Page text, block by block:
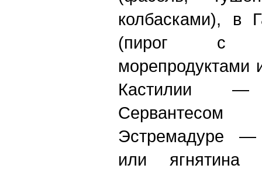
колбасками), в
(пирог с
Кастилии
Эстремадуре —
или